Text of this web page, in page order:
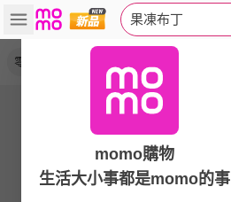
果凍布丁
零卡
momo購物
生活大小事都是momo的事